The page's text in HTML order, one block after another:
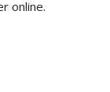
online.